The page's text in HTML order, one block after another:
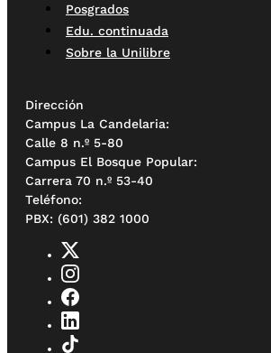
Posgrados
Edu. continuada
Sobre la Unilibre
Dirección
Campus La Candelaria:
Calle 8 n.º 5-80
Campus El Bosque Popular:
Carrera 70 n.º 53-40
Teléfono:
PBX: (601) 382 1000